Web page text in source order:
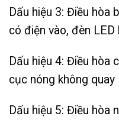
Dấu hiệu 3: Điều hòa
có điện vào, đèn LED
Dấu hiệu 4: Điều hòa
cục nóng không quay
Dấu hiệu 5: Điều hòa